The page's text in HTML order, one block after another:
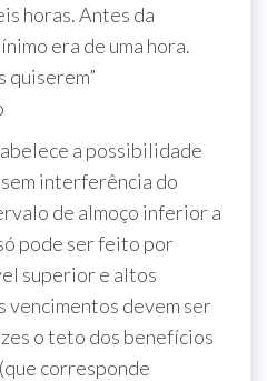
horas. Antes da
era de uma hora.
quiserem”
a possibilidade
interferência do
de almoço inferior a
pode ser feito por
superior e altos
vencimentos devem ser
o teto dos benefícios
corresponde